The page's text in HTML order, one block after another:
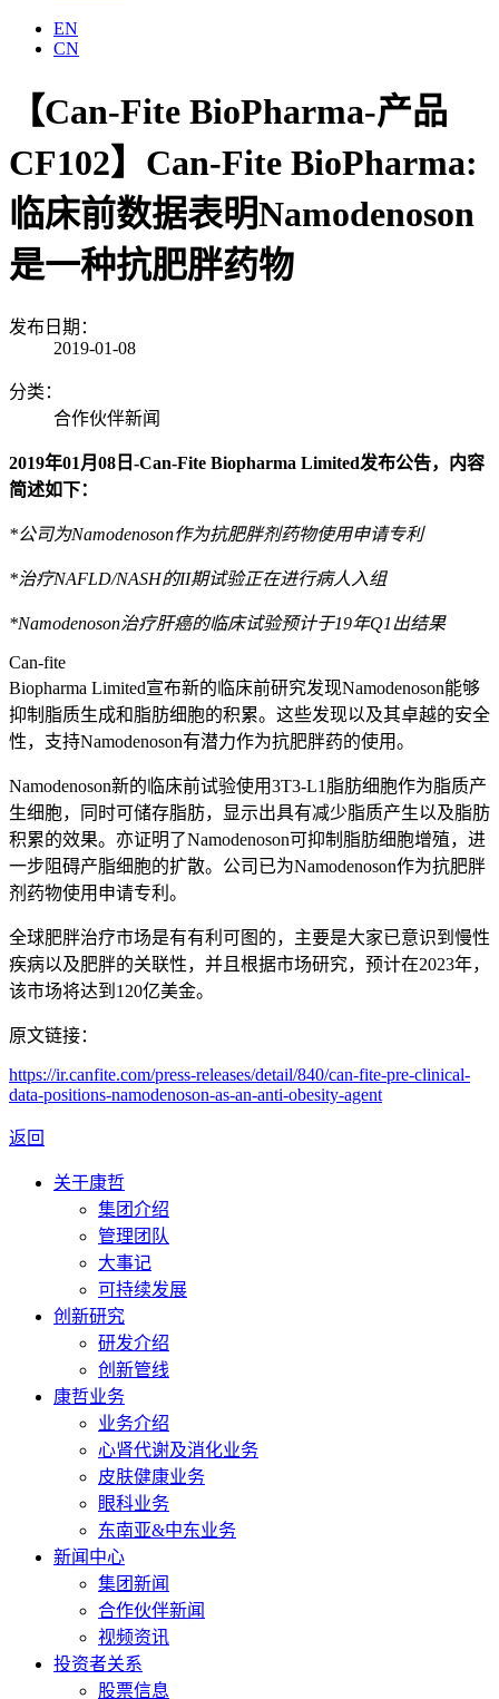
EN
CN
【Can-Fite BioPharma-产品
CF102】Can-Fite BioPharma:
临床前数据表明Namodenoson
是一种抗肥胖药物
发布日期：
2019-01-08
分类：
合作伙伴新闻
2019年01 月 08 日 -Can-Fite Biopharma Limited发布公告，内容
简述如下：
*公司为Namodenoson作为抗肥胖剂药物使用申请专利
*治疗NAFLD/NASH的II期试验正在进行病人入组
*Namodenoson治疗肝癌的临床试验预计于19年Q1出结果
Can-fite
Biopharma Limited宣布新的临床前研究发现Namodenoson能够
抑制脂质生成和脂肪细胞的积累。这些发现以及其卓越的安全
性，支持Namodenoson有潜力作为抗肥胖药的使用。
Namodenoson新的临床前试验使用3T3-L1脂肪细胞作为脂质产
生细胞，同时可储存脂肪，显示出具有减少脂质产生以及脂肪
积累的效果。亦证明了Namodenoson可抑制脂肪细胞增殖，进
一步阻碍产脂细胞的扩散。公司已为Namodenoson作为抗肥胖
剂药物使用申请专利。
全球肥胖治疗市场是有有利可图的，主要是大家已意识到慢性
疾病以及肥胖的关联性，并且根据市场研究，预计在2023年，
该市场将达到120亿美金。
原文链接：
https://ir.canfite.com/press-releases/detail/840/can-fite-pre-clinical-
data-positions-namodenoson-as-an-anti-obesity-agent
返回
关于康哲
集团介绍
管理团队
大事记
可持续发展
创新研究
研发介绍
创新管线
康哲业务
业务介绍
心肾代谢及消化业务
皮肤健康业务
眼科业务
东南亚&中东业务
新闻中心
集团新闻
合作伙伴新闻
视频资讯
投资者关系
股票信息